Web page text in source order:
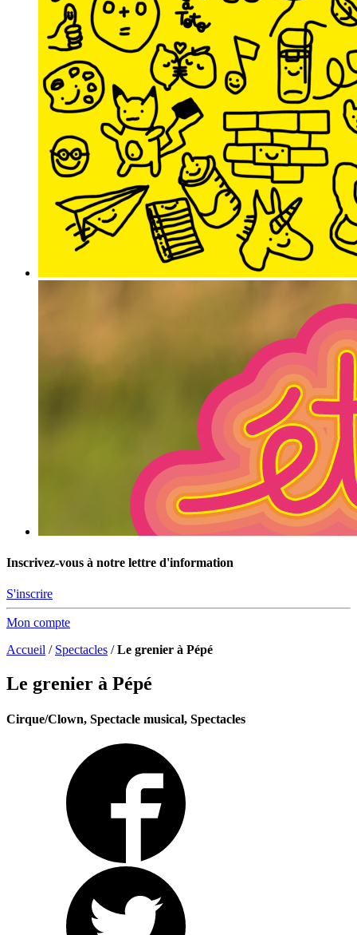
Inscrivez-vous à notre lettre d'information
S'inscrire
Mon compte
Accueil / Spectacles /Le grenier à Pépé
Le grenier à Pépé
Cirque/Clown, Spectacle musical, Spectacles